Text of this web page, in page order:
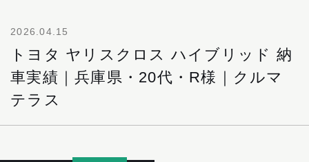
2026.04.15
トヨタ ヤリスクロス ハイブリッド 納
車実績｜兵庫県・20代・R様｜クルマ
テラス